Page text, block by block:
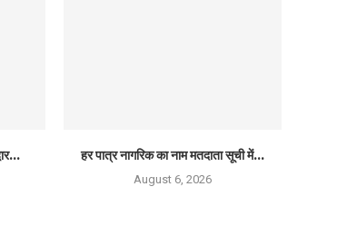
हर पात्र नागरिक का नाम मतदाता सूची में...
August 6, 2026